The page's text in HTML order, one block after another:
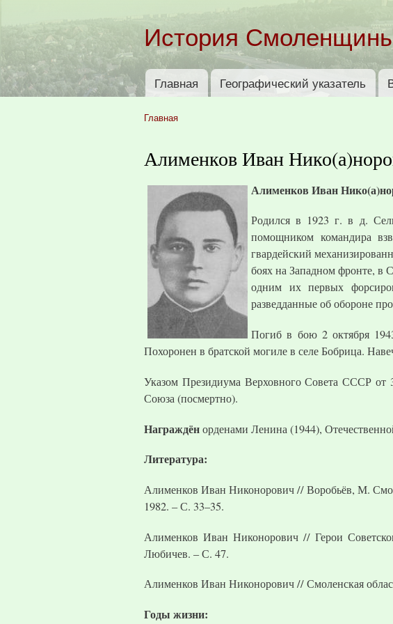
История
Главное меню
Главная Географический указатель
Главная
Алименков Иван
Алименков Иван
Родился в 1923 г. в д.
помощником командира
гвардейский
боях на Западном фронте, в
одним их первых
разведданные об обороне
Погиб в бою 2 октября
Похоронен в братской могиле в селе Бобрица.
Указом Президиума Верховного Совета СССР от
Союза (посмертно).
Награждёнорденами Ленина (1944),
Литература:
Алименков Иван Никонорович // Воробьёв, М.
1982. – С. 33–35.
Алименков Иван Никонорович // Герои
Любичев. – С. 47.
Алименков Иван Никонорович // Смоленская
Годы жизни: